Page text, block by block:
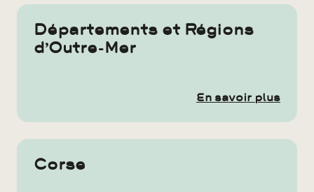
Départements et Régions
d’Outre-Mer
En savoir plus
Corse